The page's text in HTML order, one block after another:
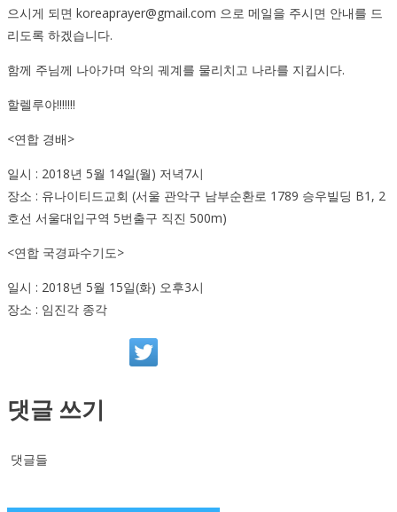
으시게 되면 koreaprayer@gmail.com 으로 메일을 주시면 안내를 드
리도록 하겠습니다.
함께 주님께 나아가며 악의 궤계를 물리치고 나라를 지킵시다.
할렐루야!!!!!!!
<연합 경배>
일시 : 2018년 5월 14일(월) 저녁7시
장소 : 유나이티드교회 (서울 관악구 남부순환로 1789 승우빌딩 B1, 2
호선 서울대입구역 5번출구 직진 500m)
<연합 국경파수기도>
일시 : 2018년 5월 15일(화) 오후3시
장소 : 임진각 종각
댓글 쓰기
댓글들